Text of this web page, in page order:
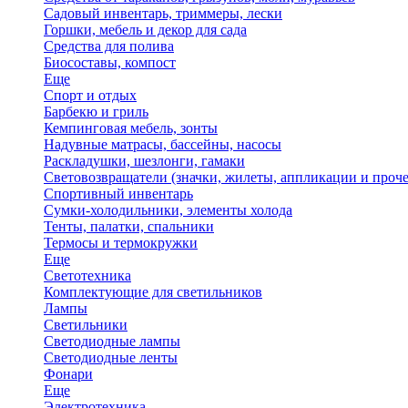
Садовый инвентарь, триммеры, лески
Горшки, мебель и декор для сада
Средства для полива
Биосоставы, компост
Еще
Спорт и отдых
Барбекю и гриль
Кемпинговая мебель, зонты
Надувные матрасы, бассейны, насосы
Раскладушки, шезлонги, гамаки
Световозвращатели (значки, жилеты, аппликации и
Спортивный инвентарь
Сумки-холодильники, элементы холода
Тенты, палатки, спальники
Термосы и термокружки
Еще
Светотехника
Комплектующие для светильников
Лампы
Светильники
Светодиодные лампы
Светодиодные ленты
Фонари
Еще